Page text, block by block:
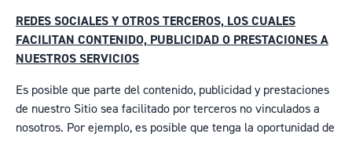
REDES SOCIALES Y OTROSTERCEROS, LOS CUALES
FACILITAN CONTENIDO, PUBLICIDAD O PRESTACIONES A
NUESTROS SERVICIOS
Es posible que parte del contenido, publicidad y prestaciones
de nuestro Sitio sea facilitado por terceros no vinculados a
nosotros. Por ejemplo,es posible que tenga la oportunidad de